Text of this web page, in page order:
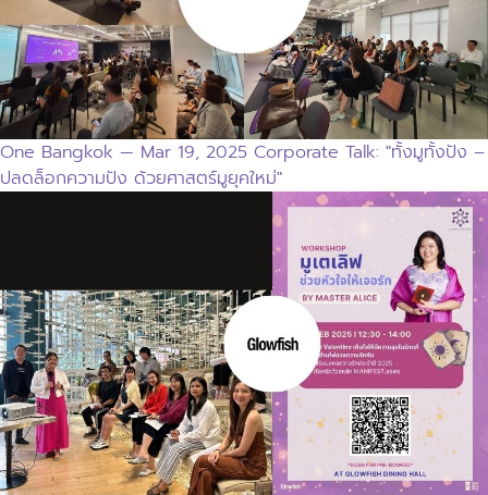
One Bangkok — Mar 19, 2025 Corporate Talk: "ทั้งมูทั้งปัง –
ปลดล็อกความปัง ด้วยศาสตร์มูยุคใหม่"